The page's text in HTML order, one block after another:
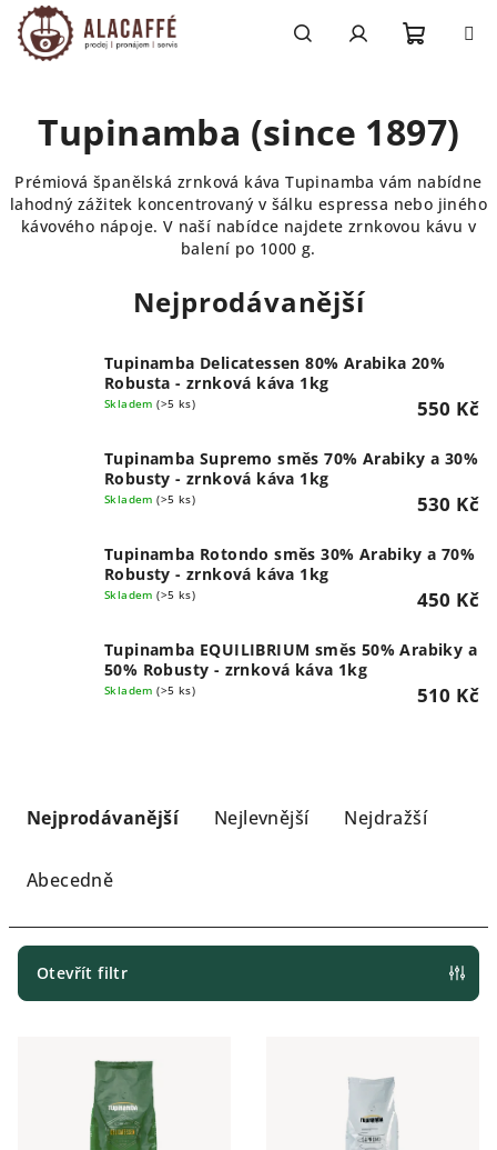
Přejít
na
obsah
košík
Tupinamba (since 1897)
Prémiová španělská zrnková káva Tupinamba vám nabídne
lahodný zážitek koncentrovaný v šálku espressa nebo jiného
kávového nápoje. V naší nabídce najdete zrnkovou kávu v
balení po 1000 g.
Nejprodávanější
Tupinamba Delicatessen 80% Arabika 20%
Robusta - zrnková káva 1kg
Skladem(>5 ks) 550 Kč
Tupinamba Supremo směs 70% Arabiky a 30%
Robusty - zrnková káva 1kg
Skladem(>5 ks) 530 Kč
Tupinamba Rotondo směs 30% Arabiky a 70%
Robusty - zrnková káva 1kg
Skladem(>5 ks) 450 Kč
Tupinamba EQUILIBRIUM směs 50% Arabiky a
50% Robusty - zrnková káva 1kg
Skladem(>5 ks) 510 Kč
í
r
Nejprodávanější Nejlevnější Nejdražší
Abecedně
Otevřít filtr